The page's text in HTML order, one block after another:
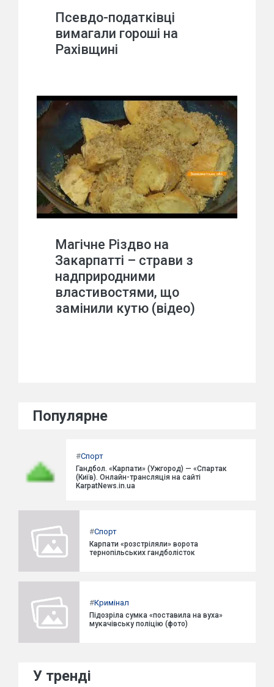
Псевдо-податківці
вимагали гороші на
Рахівщині
Магічне Різдво на
Закарпатті – страви з
надприродними
властивостями, що
замінили кутю (відео)
Популярне
#Спорт
Гандбол. «Карпати» (Ужгород) — «Спартак
(Київ). Онлайн-трансляція на сайті
KarpatNews.in.ua
#Спорт
Карпати «розстріляли» ворота
тернопільських гандболісток
#Кримінал
Підозріла сумка «поставила на вуха»
мукачівську поліцію (фото)
У тренді